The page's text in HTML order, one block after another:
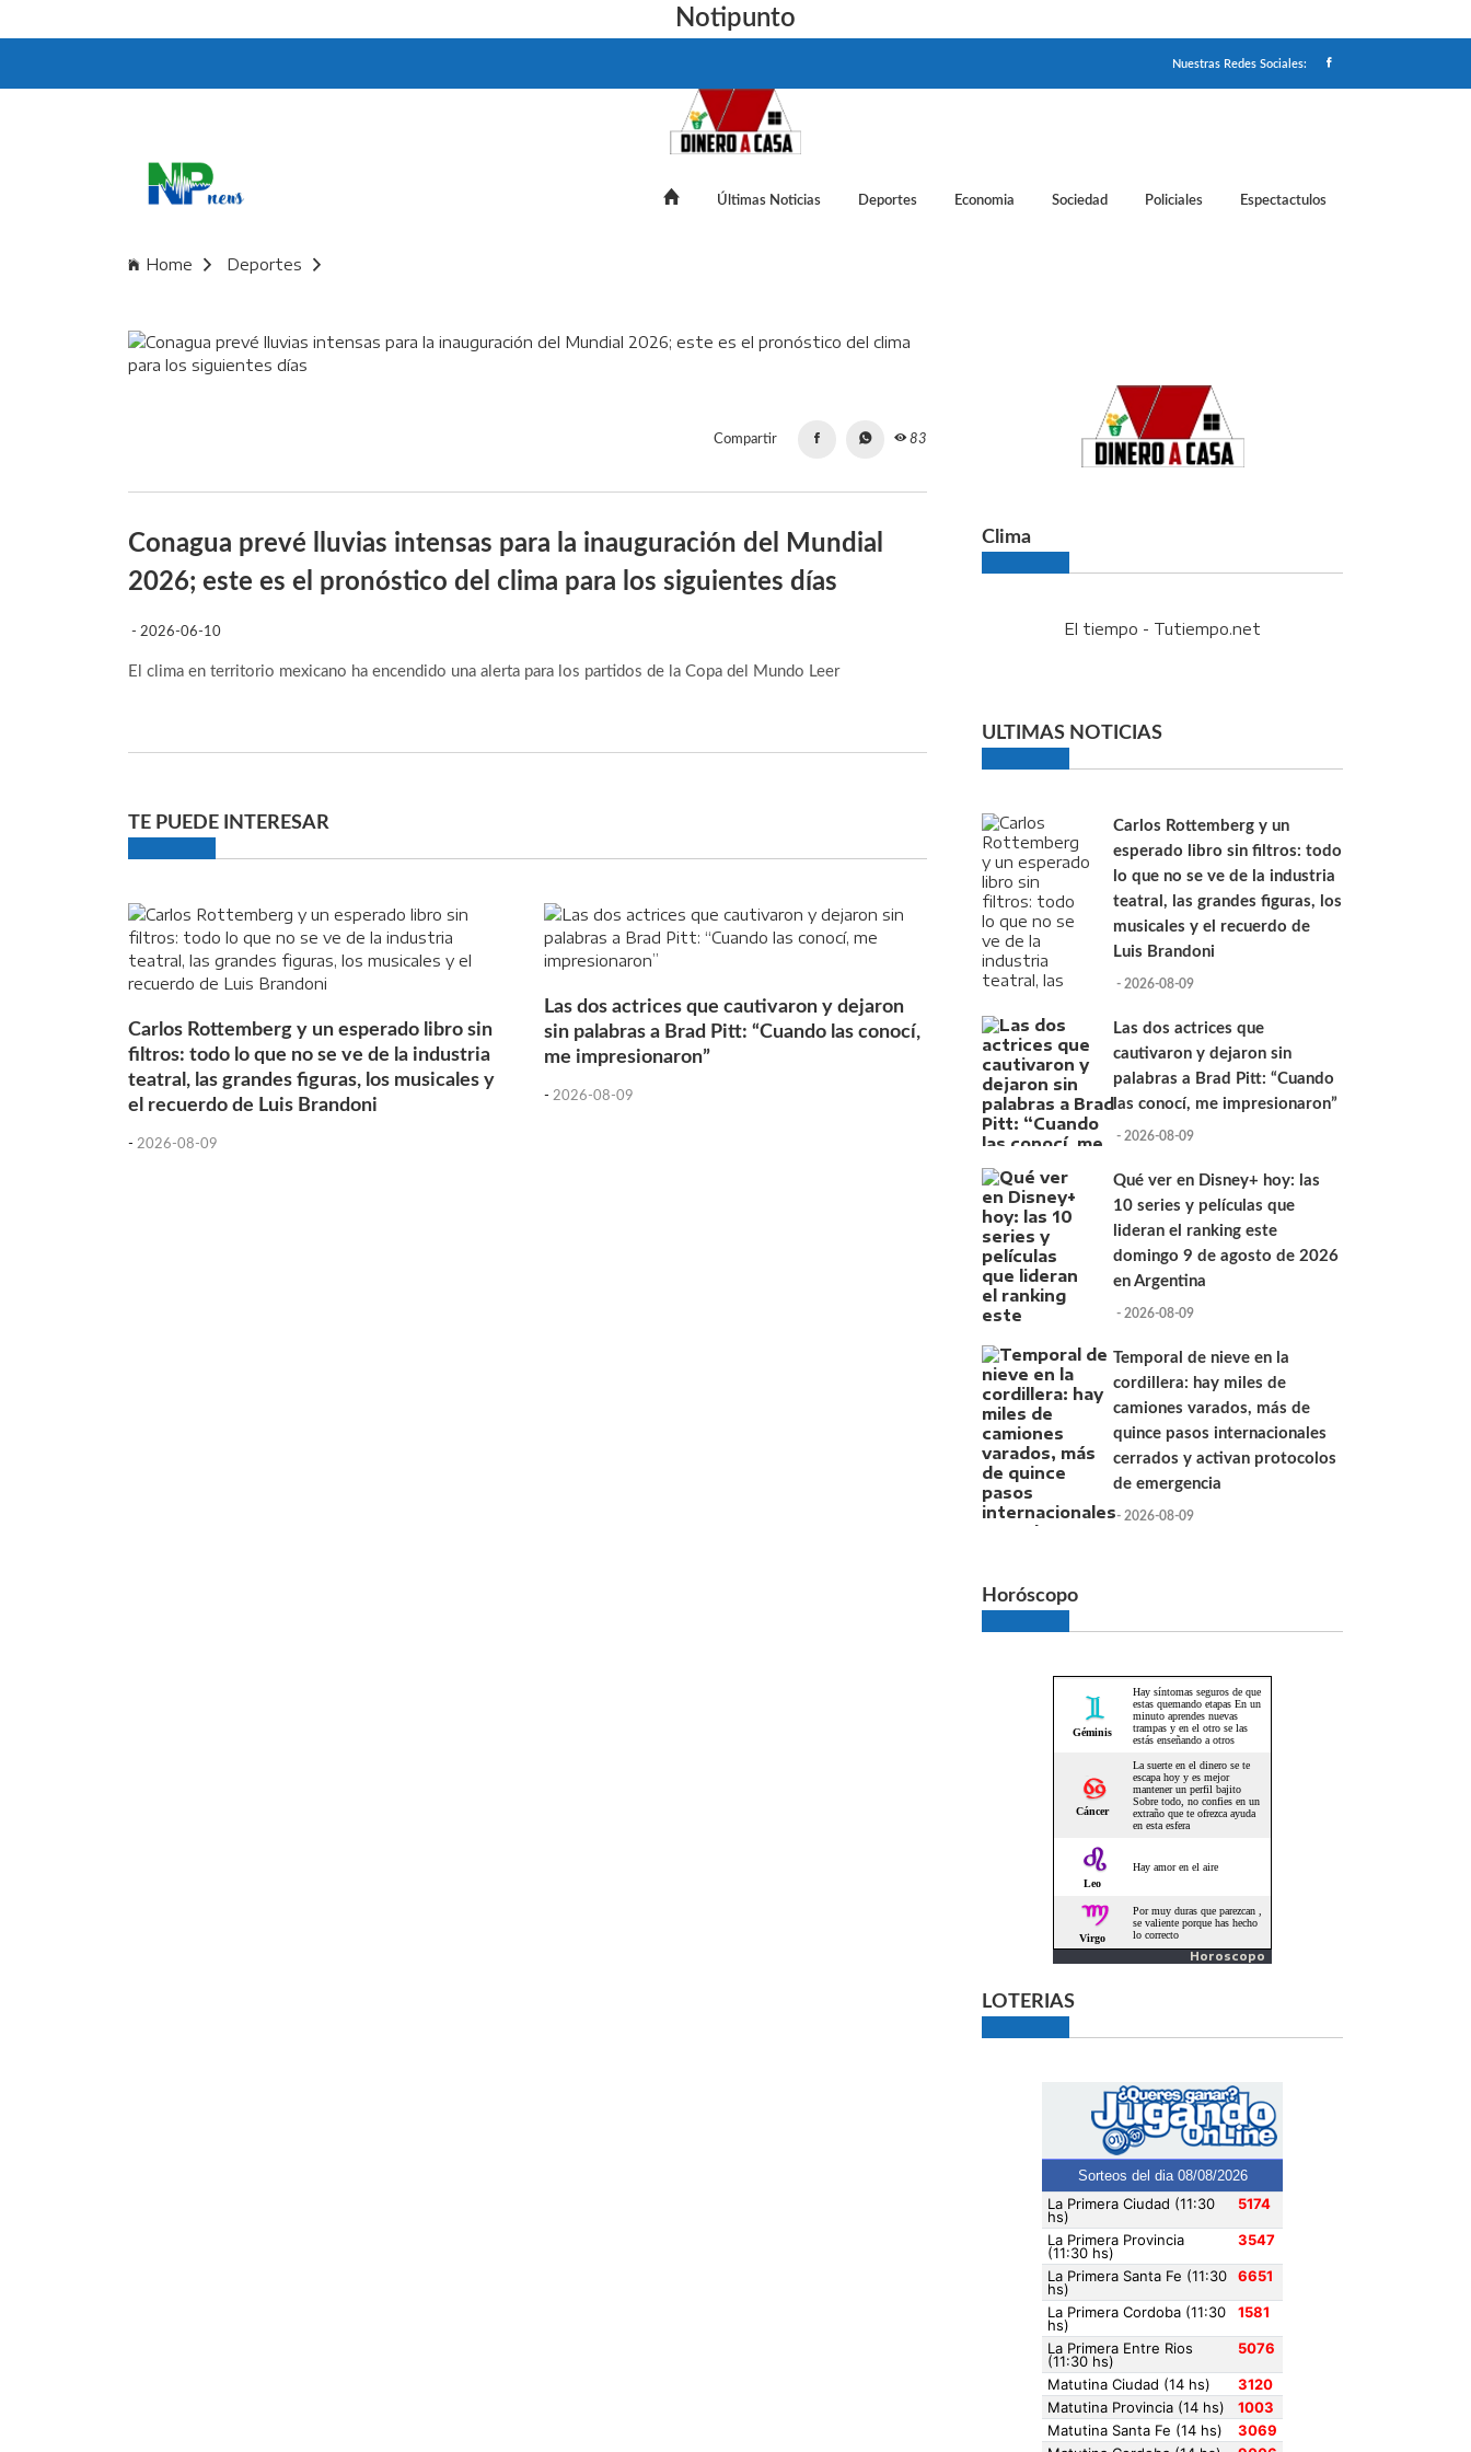
Notipunto
Nuestras Redes Sociales:
Últimas Noticias Deportes Economia Sociedad Policiales Espectactulos
Home Deportes
Compartir 83
Conagua prevé lluvias intensas para la inauguración del Mundial
2026; este es el pronóstico del clima para los siguientes días
- 2026-06-10
El clima en territorio mexicano ha encendido una alerta para los partidos de la Copa del Mundo Leer
TE PUEDE INTERESAR
Carlos Rottemberg y un esperado libro sin
filtros: todo lo que no se ve de la industria
teatral, las grandes figuras, los musicales y
el recuerdo de Luis Brandoni
- 2026-08-09
Las dos actrices que cautivaron y dejaron
sin palabras a Brad Pitt: “Cuando las conocí,
me impresionaron”
- 2026-08-09
Clima
El tiempo - Tutiempo.net
ULTIMAS NOTICIAS
Carlos Rottemberg y un
esperado libro sin filtros: todo
lo que no se ve de la industria
teatral, las grandes figuras, los
musicales y el recuerdo de
Luis Brandoni
- 2026-08-09
Las dos actrices que
cautivaron y dejaron sin
palabras a Brad Pitt: “Cuando
las conocí, me impresionaron”
- 2026-08-09
Qué ver en Disney+ hoy: las
10 series y películas que
lideran el ranking este
domingo 9 de agosto de 2026
en Argentina
- 2026-08-09
Temporal de nieve en la
cordillera: hay miles de
camiones varados, más de
quince pasos internacionales
cerrados y activan protocolos
de emergencia
- 2026-08-09
Horóscopo
Horoscopo
LOTERIAS